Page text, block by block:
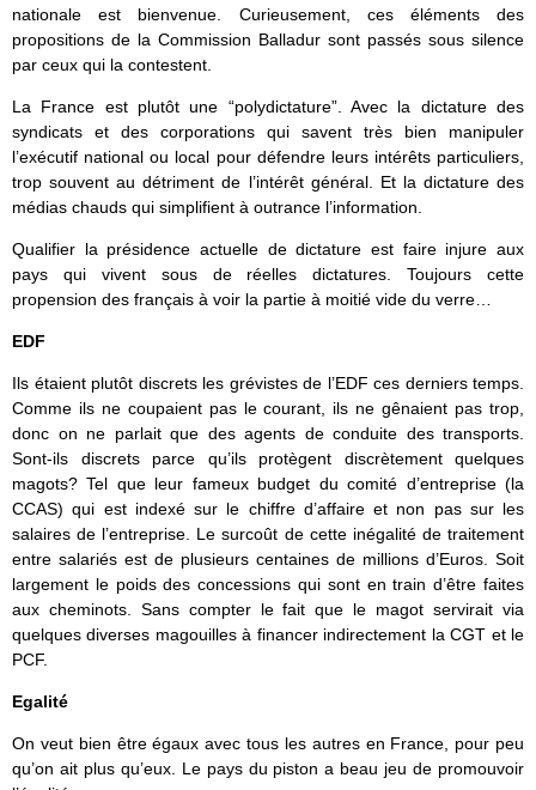
nationale est bienvenue. Curieusement, ces éléments des
propositions de la Commission Balladur sont passés sous silence
par ceux qui la contestent.
La France est plutôt une “polydictature”. Avec la dictature des
syndicats et des corporations qui savent très bien manipuler
l’exécutif national ou local pour défendre leurs intérêts particuliers,
trop souvent au détriment de l’intérêt général. Et la dictature des
médias chauds qui simplifient à outrance l’information.
Qualifier la présidence actuelle de dictature est faire injure aux
pays qui vivent sous de réelles dictatures. Toujours cette
propension des français à voir la partie à moitié vide du verre…
EDF
Ils étaient plutôt discrets les grévistes de l’EDF ces derniers temps.
Comme ils ne coupaient pas le courant, ils ne gênaient pas trop,
donc on ne parlait que des agents de conduite des transports.
Sont-ils discrets parce qu’ils protègent discrètement quelques
magots? Tel que leur fameux budget du comité d’entreprise (la
CCAS) qui est indexé sur le chiffre d’affaire et non pas sur les
salaires de l’entreprise. Le surcoût de cette inégalité de traitement
entre salariés est de plusieurs centaines de millions d’Euros. Soit
largement le poids des concessions qui sont en train d’être faites
aux cheminots. Sans compter le fait que le magot servirait via
quelques diverses magouilles à financer indirectement la CGT et le
PCF.
Egalité
On veut bien être égaux avec tous les autres en France, pour peu
qu’on ait plus qu’eux. Le pays du piston a beau jeu de promouvoir